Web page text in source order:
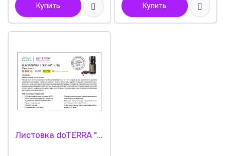
Купить Купить
Листовка doTERRA "Черный перец. Эфирное масло" 41040001